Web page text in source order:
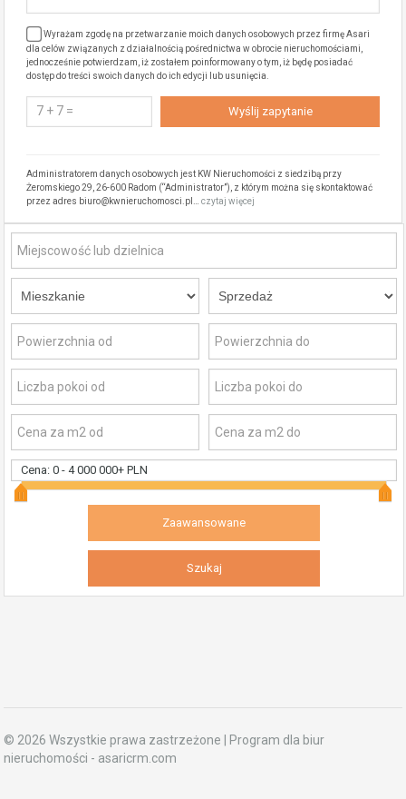
Wyrażam zgodę na przetwarzanie moich danych osobowych przez firmę Asari
dla celów związanych z działalnością pośrednictwa w obrocie nieruchomościami,
jednocześnie potwierdzam, iż zostałem poinformowany o tym, iż będę posiadać
dostęp do treści swoich danych do ich edycji lub usunięcia.
Administratorem danych osobowych jest KW Nieruchomości z siedzibą przy
Żeromskiego 29, 26-600 Radom (“Administrator”), z którym można się skontaktować
przez adres biuro@kwnieruchomosci.pl… czytaj więcej
Cena: 0 - 4 000 000+ PLN
© 2026 Wszystkie prawa zastrzeżone | Program dla biur
nieruchomości - asaricrm.com